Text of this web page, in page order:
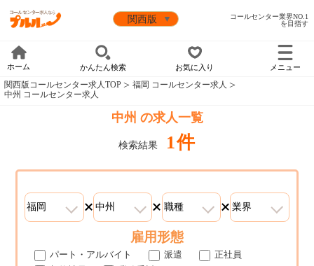
コールセンター業界NO.1
を目指す
ホーム かんたん検索 お気に入り メニュー
関西版コールセンター求人TOP
福岡 コールセンター求人
中州 コールセンター求人
中州 の求人一覧
検索結果 1件
雇用形態
パート・アルバイト 派遣
正社員